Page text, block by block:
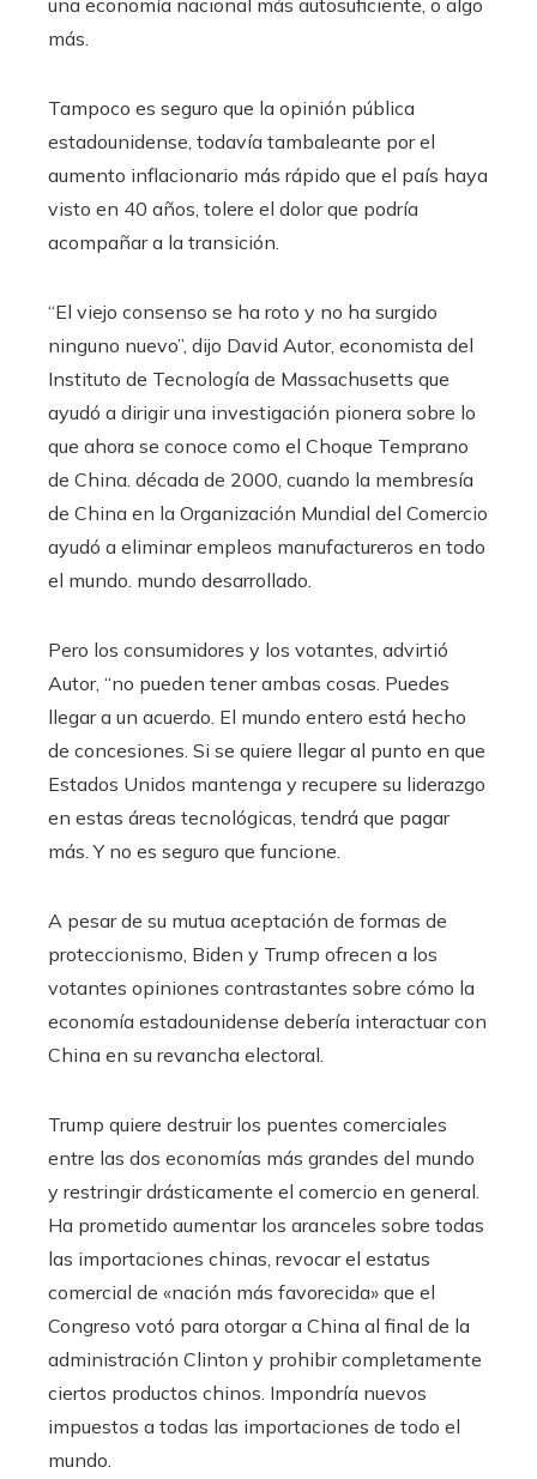
una economía nacional más autosuficiente, o algo
más.
Tampoco es seguro que la opinión pública
estadounidense, todavía tambaleante por el
aumento inflacionario más rápido que el país haya
visto en 40 años, tolere el dolor que podría
acompañar a la transición.
“El viejo consenso se ha roto y no ha surgido
ninguno nuevo”, dijo David Autor, economista del
Instituto de Tecnología de Massachusetts que
ayudó a dirigir una investigación pionera sobre lo
que ahora se conoce como el Choque Temprano
de China. década de 2000, cuando la membresía
de China en la Organización Mundial del Comercio
ayudó a eliminar empleos manufactureros en todo
el mundo. mundo desarrollado.
Pero los consumidores y los votantes, advirtió
Autor, “no pueden tener ambas cosas. Puedes
llegar a un acuerdo. El mundo entero está hecho
de concesiones. Si se quiere llegar al punto en que
Estados Unidos mantenga y recupere su liderazgo
en estas áreas tecnológicas, tendrá que pagar
más. Y no es seguro que funcione.
A pesar de su mutua aceptación de formas de
proteccionismo, Biden y Trump ofrecen a los
votantes opiniones contrastantes sobre cómo la
economía estadounidense debería interactuar con
China en su revancha electoral.
Trump quiere destruir los puentes comerciales
entre las dos economías más grandes del mundo
y restringir drásticamente el comercio en general.
Ha prometido aumentar los aranceles sobre todas
las importaciones chinas, revocar el estatus
comercial de «nación más favorecida» que el
Congreso votó para otorgar a China al final de la
administración Clinton y prohibir completamente
ciertos productos chinos. Impondría nuevos
impuestos a todas las importaciones de todo el
mundo.